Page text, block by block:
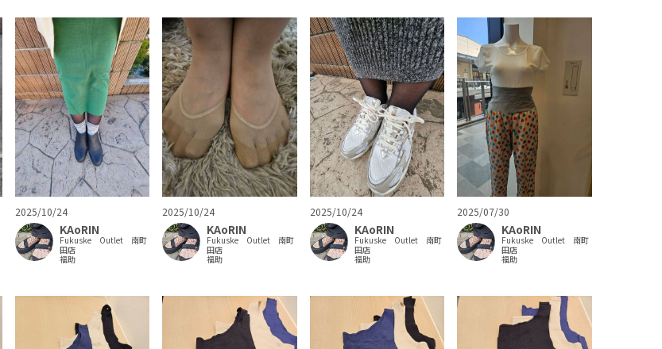
2025/10/24
KAoRIN
Fukuske Outlet 南町
田店
福助
2025/10/24
KAoRIN
Fukuske Outlet 南町
田店
福助
2025/10/24
KAoRIN
Fukuske Outlet 南町
田店
福助
2025/07/30
KAoRIN
Fukuske Outlet 南町
田店
福助